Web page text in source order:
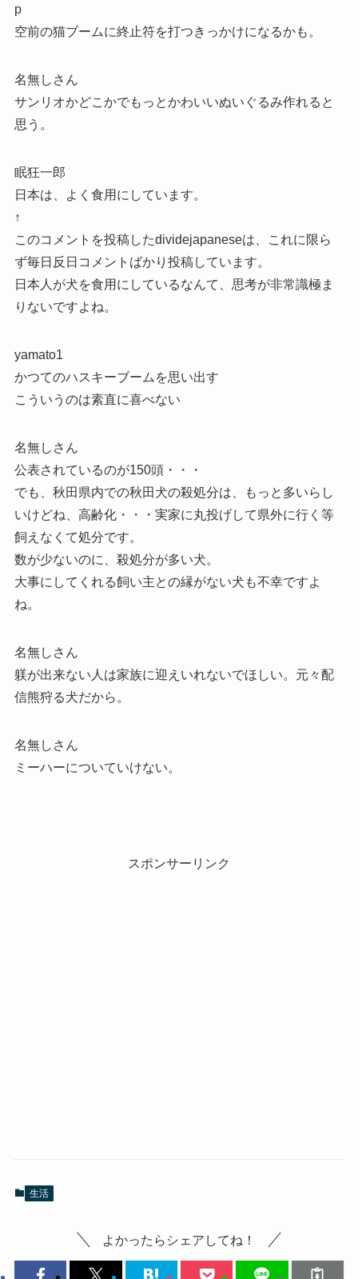
p
空前の猫ブームに終止符を打つきっかけになるかも。
名無しさん
サンリオかどこかでもっとかわいいぬいぐるみ作れると
思う。
眠狂一郎
日本は、よく食用にしています。
↑
このコメントを投稿したdividejapaneseは、これに限ら
ず毎日反日コメントばかり投稿しています。
日本人が犬を食用にしているなんて、思考が非常識極ま
りないですよね。
yamato1
かつてのハスキーブームを思い出す
こういうのは素直に喜べない
名無しさん
公表されているのが150頭・・・
でも、秋田県内での秋田犬の殺処分は、もっと多いらし
いけどね、高齢化・・・実家に丸投げして県外に行く等
飼えなくて処分です。
数が少ないのに、殺処分が多い犬。
大事にしてくれる飼い主との縁がない犬も不幸ですよ
ね。
名無しさん
躾が出来ない人は家族に迎えいれないでほしい。元々配
信熊狩る犬だから。
名無しさん
ミーハーについていけない。
スポンサーリンク
生活
よかったらシェアしてね！